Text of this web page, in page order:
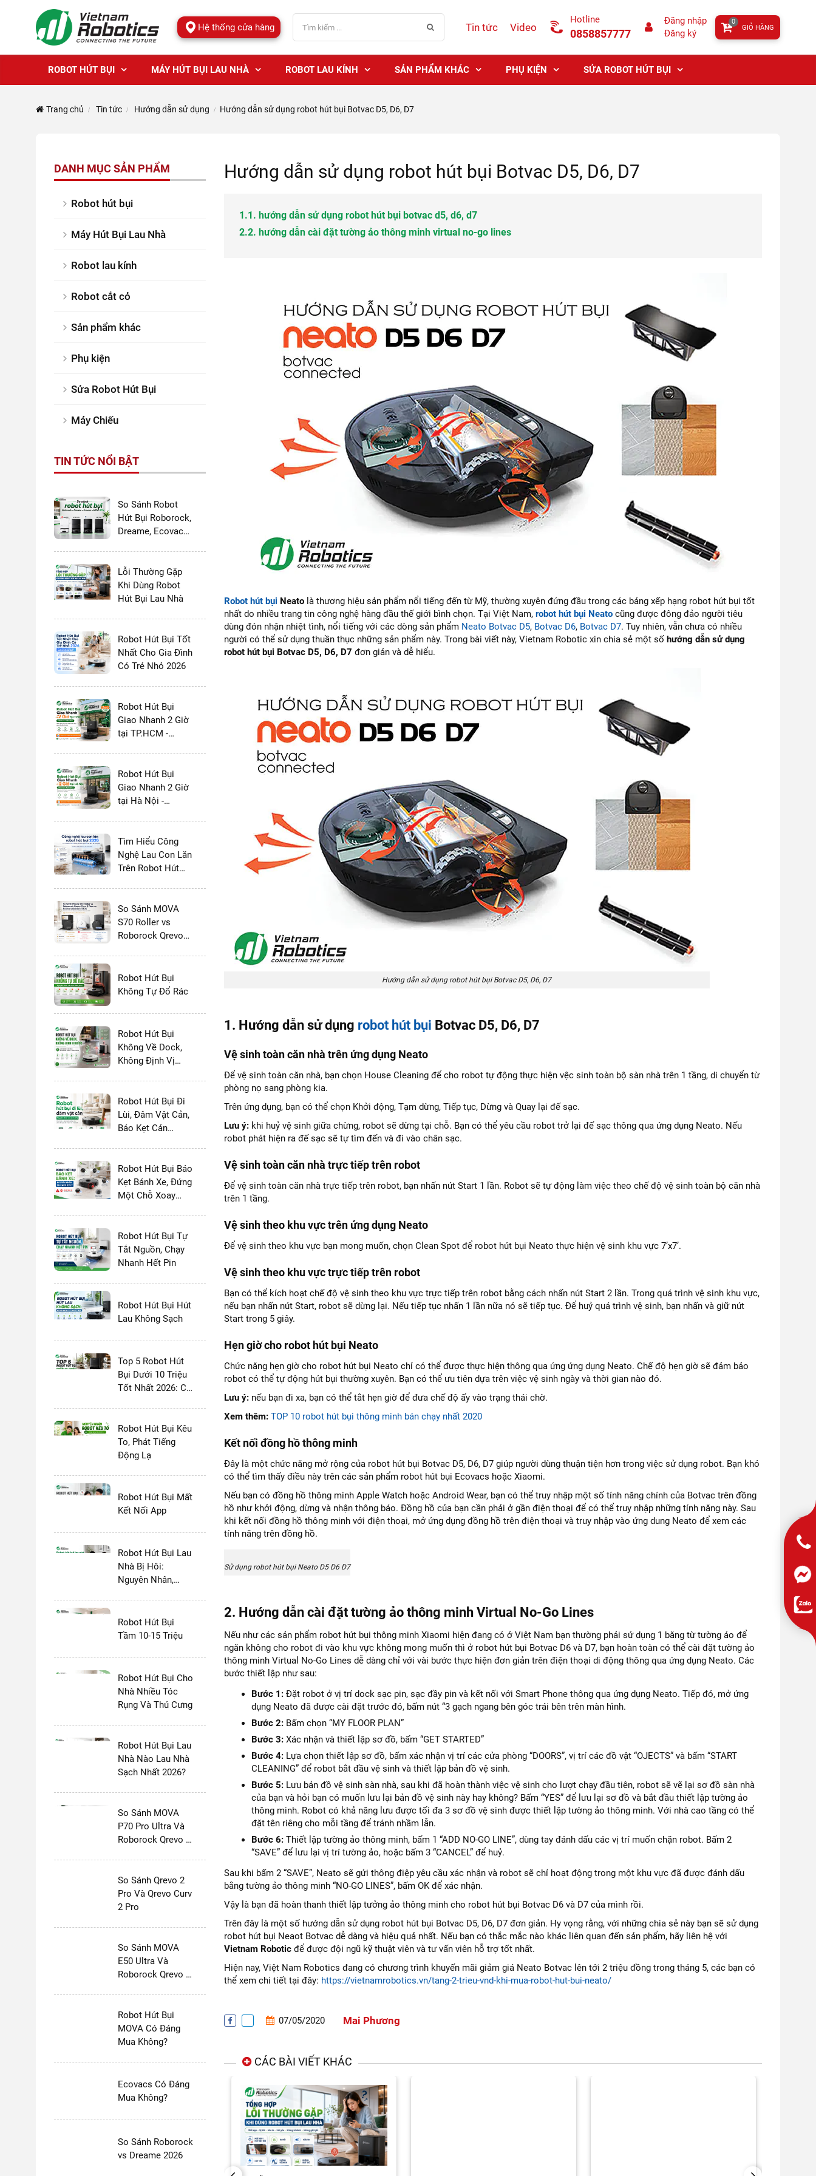
Hệ thống cửa hàng Tin tức Video
Hotline
0858857777
Đăng nhập
Đăng ký
GIỎ HÀNG
0
ROBOT HÚT BỤI MÁY HÚT BỤI LAU NHÀ ROBOT LAU KÍNH SẢN PHẨM KHÁC PHỤ KIỆN SỬA ROBOT HÚT BỤI
Trang chủ Tin tức Hướng dẫn sử dụng Hướng dẫn sử dụng robot hút bụi Botvac D5, D6, D7
DANH MỤC SẢN PHẨM
Robot hút bụi
Máy Hút Bụi Lau Nhà
Robot lau kính
Robot cắt cỏ
Sản phẩm khác
Phụ kiện
Sửa Robot Hút Bụi
Máy Chiếu
TIN TỨC NỔI BẬT
So Sánh Robot
Hút Bụi Roborock,
Dreame, Ecovacs
Hiệu Nào?
Lỗi Thường Gặp
Khi Dùng Robot
Hút Bụi Lau Nhà
Robot Hút Bụi Tốt
Nhất Cho Gia Đình
Có Trẻ Nhỏ 2026
Robot Hút Bụi
Giao Nhanh 2 Giờ
tại TP.HCM -
Robot Hút Bụi
Giao Nhanh 2 Giờ
tại Hà Nội -
Tìm Hiểu Công
Nghệ Lau Con Lăn
Trên Robot Hút
Hơn Giẻ Xoay
Không?
So Sánh MOVA
S70 Roller vs
Roborock Qrevo
T80S - 2026
Robot Hút Bụi
Không Tự Đổ Rác
Robot Hút Bụi
Không Về Dock,
Không Định Vị
Robot Hút Bụi Đi
Lùi, Đâm Vật Cản,
Báo Kẹt Cản
Robot Hút Bụi Báo
Kẹt Bánh Xe, Đứng
Một Chỗ Xoay
Robot Hút Bụi Tự
Tắt Nguồn, Chạy
Nhanh Hết Pin
Robot Hút Bụi Hút
Lau Không Sạch
Top 5 Robot Hút
Bụi Dưới 10 Triệu
Tốt Nhất 2026: Có
Robot Hút Bụi Kêu
To, Phát Tiếng
Động Lạ
Robot Hút Bụi Mất
Kết Nối App
Robot Hút Bụi Lau
Nhà Bị Hôi:
Nguyên Nhân,
Robot Hút Bụi
Tầm 10-15 Triệu
Robot Hút Bụi Cho
Nhà Nhiều Tóc
Rụng Và Thú Cưng
Robot Hút Bụi Lau
Nhà Nào Lau Nhà
Sạch Nhất 2026?
So Sánh MOVA
P70 Pro Ultra Và
Roborock Qrevo 2
So Sánh Qrevo 2
Pro Và Qrevo Curv
2 Pro
So Sánh MOVA
E50 Ultra Và
Roborock Qrevo S
Robot Hút Bụi
MOVA Có Đáng
Mua Không?
Ecovacs Có Đáng
Mua Không?
So Sánh Roborock
vs Dreame 2026
Hướng dẫn sử dụng robot hút bụi Botvac D5, D6, D7
1.1. hướng dẫn sử dụng robot hút bụi botvac d5, d6, d7
2.2. hướng dẫn cài đặt tường ảo thông minh virtual no-go lines
Robot hút bụi Neatolà thương hiệu sản phẩm nổi tiếng đến từ Mỹ, thường xuyên đứng đầu trong các bảng xếp hạng robot hút bụi tốt
nhất do nhiều trang tin công nghệ hàng đầu thế giới bình chọn. Tại Việt Nam, robot hút bụi Neato cũng được đông đảo người tiêu
dùng đón nhận nhiệt tình, nổi tiếng với các dòng sản phẩm Neato Botvac D5, Botvac D6, Botvac D7. Tuy nhiên, vẫn chưa có nhiều
người có thể sử dụng thuần thục những sản phẩm này. Trong bài viết này, Vietnam Robotic xin chia sẻ một số hướng dẫn sử dụng
robot hút bụi Botvac D5, D6, D7 đơn giản và dễ hiểu.
Hướng dẫn sử dụng robot hút bụi Botvac D5, D6, D7
1. Hướng dẫn sử dụng robot hút bụi Botvac D5, D6, D7
Vệ sinh toàn căn nhà trên ứng dụng Neato
Để vệ sinh toàn căn nhà, bạn chọn House Cleaning để cho robot tự động thực hiện vệc sinh toàn bộ sàn nhà trên 1 tầng, di chuyển từ
phòng nọ sang phòng kia.
Trên ứng dụng, bạn có thể chọn Khởi động, Tạm dừng, Tiếp tục, Dừng và Quay lại đế sạc.
Lưu ý:khi huỷ vệ sinh giữa chừng, robot sẽ dừng tại chỗ. Bạn có thể yêu cầu robot trở lại đế sạc thông qua ứng dụng Neato. Nếu
robot phát hiện ra đế sạc sẽ tự tìm đến và đi vào chân sạc.
Vệ sinh toàn căn nhà trực tiếp trên robot
Để vệ sinh toàn căn nhà trực tiếp trên robot, bạn nhấn nút Start 1 lần. Robot sẽ tự động làm việc theo chế độ vệ sinh toàn bộ căn nhà
trên 1 tầng.
Vệ sinh theo khu vực trên ứng dụng Neato
Để vệ sinh theo khu vực bạn mong muốn, chọn Clean Spot để robot hút bụi Neato thực hiện vệ sinh khu vực 7’x7’.
Vệ sinh theo khu vực trực tiếp trên robot
Bạn có thể kích hoạt chế độ vệ sinh theo khu vực trực tiếp trên robot bằng cách nhấn nút Start 2 lần. Trong quá trình vệ sinh khu vực,
nếu bạn nhấn nút Start, robot sẽ dừng lại. Nếu tiếp tục nhấn 1 lần nữa nó sẽ tiếp tục. Để huỷ quá trình vệ sinh, bạn nhấn và giữ nút
Start trong 5 giây.
Hẹn giờ cho robot hút bụi Neato
Chức năng hẹn giờ cho robot hút bụi Neato chỉ có thể được thực hiện thông qua ứng ứng dụng Neato. Chế độ hẹn giờ sẽ đảm bảo
robot có thể tự động hút bụi thường xuyên. Bạn có thể ưu tiên dựa trên việc vệ sinh ngày và thời gian nào đó.
Lưu ý:nếu bạn đi xa, bạn có thể tắt hẹn giờ để đưa chế độ ấy vào trạng thái chờ.
Xem thêm: TOP 10 robot hút bụi thông minh bán chạy nhất 2020
Kết nối đồng hồ thông minh
Đây là một chức năng mở rộng của robot hút bụi Botvac D5, D6, D7 giúp người dùng thuận tiện hơn trong việc sử dụng robot. Bạn khó
có thể tìm thấy điều này trên các sản phẩm robot hút bụi Ecovacs hoặc Xiaomi.
Nếu bạn có đồng hồ thông minh Apple Watch hoặc Android Wear, bạn có thể truy nhập một số tính năng chính của Botvac trên đồng
hồ như khởi động, dừng và nhận thông báo. Đồng hồ của bạn cần phải ở gần điện thoại để có thể truy nhập những tính năng này. Sau
khi kết nối đồng hồ thông minh với điện thoại, mở ứng dụng đồng hồ trên điện thoại và truy nhập vào ứng dung Neato để xem các
tính năng trên đồng hồ.
Sử dụng robot hút bụi Neato D5 D6 D7
2. Hướng dẫn cài đặt tường ảo thông minh Virtual No-Go Lines
Nếu như các sản phẩm robot hút bụi thông minh Xiaomi hiện đang có ở Việt Nam bạn thường phải sử dụng 1 băng từ tường ảo để
ngăn không cho robot đi vào khu vực không mong muốn thì ở robot hút bụi Botvac D6 và D7, bạn hoàn toàn có thể cài đặt tường ảo
thông minh Virtual No-Go Lines dễ dàng chỉ với vài bước thực hiện đơn giản trên điện thoại di động thông qua ứng dụng Neato. Các
bước thiết lập như sau:
Bước 1:Đặt robot ở vị trí dock sạc pin, sạc đầy pin và kết nối với Smart Phone thông qua ứng dụng Neato. Tiếp đó, mở ứng
dụng Neato đã được cài đặt trước đó, bấm nút “3 gạch ngang bên góc trái bên trên màn hình.
Bước 2:Bấm chọn “MY FLOOR PLAN”
Bước 3:Xác nhận và thiết lập sơ đồ, bấm “GET STARTED”
Bước 4:Lựa chọn thiết lập sơ đồ, bấm xác nhận vị trí các cửa phòng “DOORS”, vị trí các đồ vật “OJECTS” và bấm “START
CLEANING” để robot bắt đầu vệ sinh và thiết lập bản đồ vệ sinh.
Bước 5:Lưu bản đồ vệ sinh sàn nhà, sau khi đã hoàn thành việc vệ sinh cho lượt chạy đầu tiên, robot sẽ vẽ lại sơ đồ sàn nhà
của bạn và hỏi bạn có muốn lưu lại bản đồ vệ sinh này hay không? Bấm “YES” để lưu lại sơ đồ và bắt đầu thiết lập tường ảo
thông minh. Robot có khả năng lưu được tối đa 3 sơ đồ vệ sinh được thiết lập tường ảo thông minh. Với nhà cao tầng có thể
đặt tên riêng cho mỗi tầng để tránh nhầm lẫn.
Bước 6:Thiết lập tường ảo thông minh, bấm 1 “ADD NO-GO LINE”, dùng tay đánh dấu các vị trí muốn chặn robot. Bấm 2
“SAVE” để lưu lại vị trí tường ảo, hoặc bấm 3 “CANCEL” để huỷ.
Sau khi bấm 2 “SAVE”, Neato sẽ gửi thông điệp yêu cầu xác nhận và robot sẽ chỉ hoạt động trong một khu vực đã được đánh dấu
bằng tường ảo thông minh “NO-GO LINES”, bấm OK để xác nhận.
Vậy là bạn đã hoàn thanh thiết lập tưởng ảo thông minh cho robot hút bụi Botvac D6 và D7 của mình rồi.
Trên đây là một số hướng dẫn sử dụng robot hút bụi Botvac D5, D6, D7 đơn giản. Hy vọng rằng, với những chia sẻ này bạn sẽ sử dụng
robot hút bụi Neaot Botvac dễ dàng và hiệu quả nhất. Nếu bạn có thắc mắc nào khác liên quan đến sản phẩm, hãy liên hệ với
Vietnam Roboticđể được đội ngũ kỹ thuật viên và tư vấn viên hỗ trợ tốt nhất.
Hiện nay, Việt Nam Robotics đang có chương trình khuyến mãi giảm giá Neato Botvac lên tới 2 triệu đồng trong tháng 5, các bạn có
thể xem chi tiết tại đây: https://vietnamrobotics.vn/tang-2-trieu-vnd-khi-mua-robot-hut-bui-neato/
07/05/2020 Mai Phương
CÁC BÀI VIẾT KHÁC